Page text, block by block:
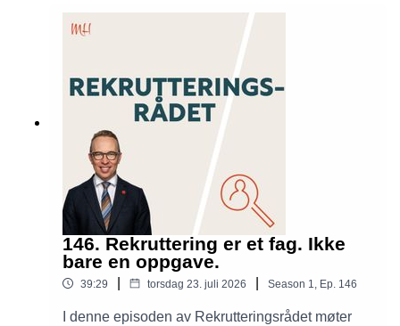
trygg og ansvarlig måte, og hvilke konsekvenser
det nye regelverket får for rekruttering.
146. Rekruttering er et fag. Ikke
bare en oppgave.
39:29 torsdag 23. juli 2026 Season 1, Ep. 146
I denne episoden av Rekrutteringsrådet møter